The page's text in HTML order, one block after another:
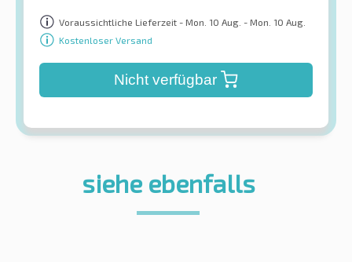
Voraussichtliche Lieferzeit - Mon. 10 Aug. - Mon. 10 Aug.
Kostenloser Versand
Nicht verfügbar
siehe ebenfalls